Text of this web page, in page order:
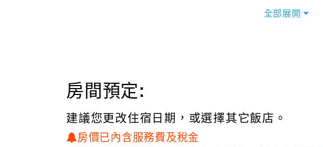
全部展開
房間預定:
建議您更改住宿日期，或選擇其它飯店。
房價已內含服務費及稅金